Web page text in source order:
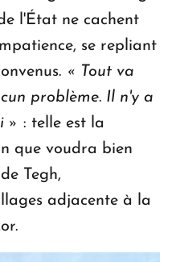
l'État ne cachent
se repliant
« Tout va
problème. Il n'y a
» : telle est la
que voudra bien
Tegh,
adjacente à la